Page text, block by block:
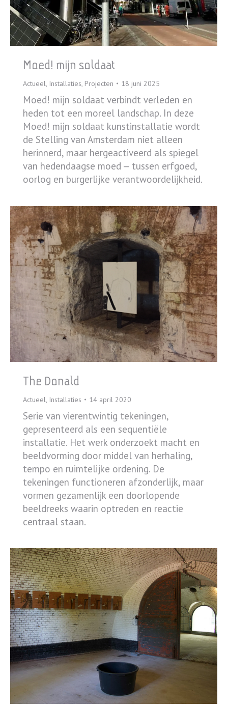
Moed! mijn soldaat
Actueel Installaties Projecten 18 juni 2025
Moed! mijn soldaat verbindt verleden en
heden tot een moreel landschap. In deze
Moed! mijn soldaat kunstinstallatie wordt
de Stelling van Amsterdam niet alleen
herinnerd, maar hergeactiveerd als spiegel
van hedendaagse moed — tussen erfgoed,
oorlog en burgerlijke verantwoordelijkheid.
The Donald
Actueel Installaties 14 april 2020
Serie van vierentwintig tekeningen,
gepresenteerd als een sequentiële
installatie. Het werk onderzoekt macht en
beeldvorming door middel van herhaling,
tempo en ruimtelijke ordening. De
tekeningen functioneren afzonderlijk, maar
vormen gezamenlijk een doorlopende
beeldreeks waarin optreden en reactie
centraal staan.